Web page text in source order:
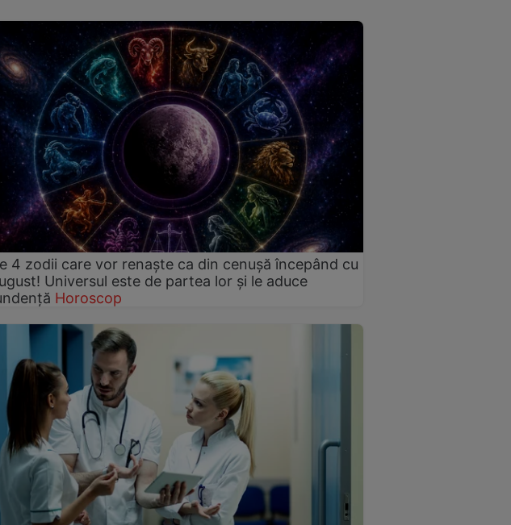
4 zodii care vor renaște ca din cenușă începând cu
Universul este de partea lor și le aduce
Horoscop